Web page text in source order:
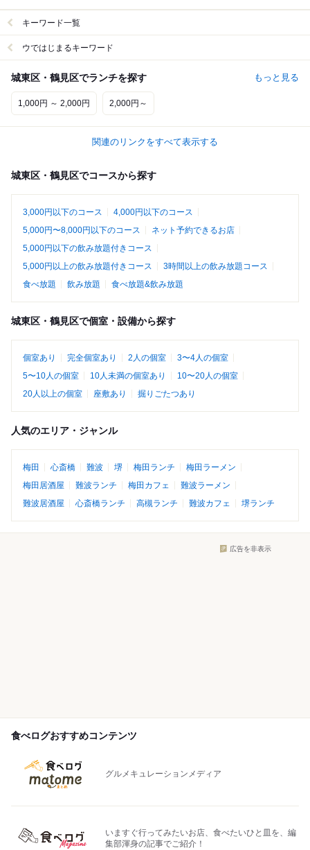
キーワード一覧
ウではじまるキーワード
城東区・鶴見区でランチを探す もっと見る
1,000円 ～ 2,000円 2,000円～
関連のリンクをすべて表示する
城東区・鶴見区でコースから探す
3,000円以下のコース
4,000円以下のコース
5,000円〜8,000円以下のコース
ネット予約できるお店
5,000円以下の飲み放題付きコース
5,000円以上の飲み放題付きコース
3時間以上の飲み放題コース
食べ放題
飲み放題 食べ放題&飲み放題
城東区・鶴見区で個室・設備から探す
個室あり 完全個室あり 2人の個室
3〜4人の個室
5〜10人の個室
10人未満の個室あり
10〜20人の個室
20人以上の個室
座敷あり 掘りごたつあり
人気のエリア・ジャンル
梅田 心斎橋 難波 堺 梅田ランチ
梅田ラーメン
梅田居酒屋
難波ランチ 梅田カフェ
難波ラーメン
難波居酒屋
心斎橋ランチ 高槻ランチ 難波カフェ 堺ランチ
広告を非表示
食べログおすすめコンテンツ
グルメキュレーションメディア
いますぐ行ってみたいお店、食べたいひと皿を、編
集部渾身の記事でご紹介！